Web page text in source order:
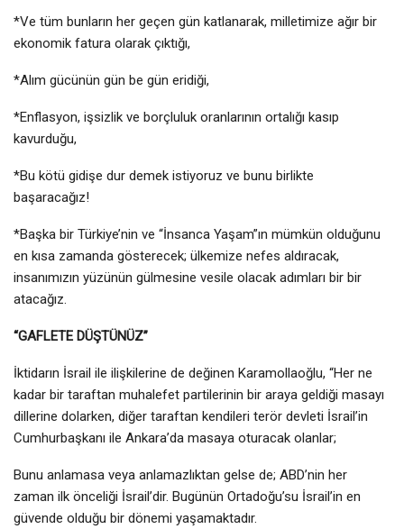
*Ve tüm bunların her geçen gün katlanarak, milletimize ağır bir
ekonomik fatura olarak çıktığı,
*Alım gücünün gün be gün eridiği,
*Enflasyon, işsizlik ve borçluluk oranlarının ortalığı kasıp
kavurduğu,
*Bu kötü gidişe dur demek istiyoruz ve bunu birlikte
başaracağız!
*Başka bir Türkiye’nin ve “İnsanca Yaşam”ın mümkün olduğunu
en kısa zamanda gösterecek; ülkemize nefes aldıracak,
insanımızın yüzünün gülmesine vesile olacak adımları bir bir
atacağız.
“GAFLETE DÜŞTÜNÜZ”
İktidarın İsrail ile ilişkilerine de değinen Karamollaoğlu, “Her ne
kadar bir taraftan muhalefet partilerinin bir araya geldiği masayı
dillerine dolarken, diğer taraftan kendileri terör devleti İsrail’in
Cumhurbaşkanı ile Ankara’da masaya oturacak olanlar;
Bunu anlamasa veya anlamazlıktan gelse de; ABD’nin her
zaman ilk önceliği İsrail’dir. Bugünün Ortadoğu’su İsrail’in en
güvende olduğu bir dönemi yaşamaktadır.